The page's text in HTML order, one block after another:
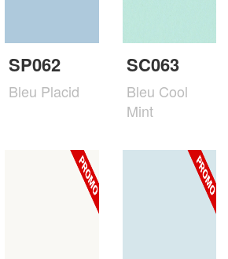
SP062
Bleu Placid
SC063
Bleu Cool
Mint